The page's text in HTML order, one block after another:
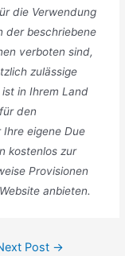
die Verwendung
der beschriebene
verboten sind,
zulässige
in Ihrem Land
den
eigene Due
kostenlos zur
Provisionen
anbieten.
Post →